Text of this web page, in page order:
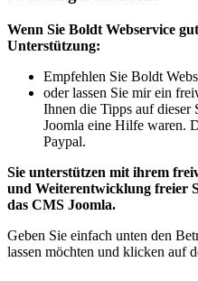
Wenn Sie Boldt Webservice
Unterstützung:
Empfehlen Sie Boldt
oder lassen Sie mir ein
Ihnen die Tipps auf dieser
Joomla eine Hilfe waren.
Paypal.
Sie unterstützen mit ihrem
und Weiterentwicklung freier
das CMS Joomla.
Geben Sie einfach unten den
lassen möchten und klicken auf